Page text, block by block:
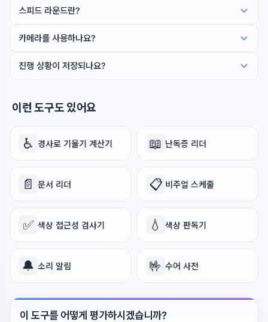
스피드 라운드란?
카메라를 사용하나요?
진행 상황이 저장되나요?
이런 도구도 있어요
♿ 경사로 기울기 계산기 📖 난독증 리더
📄 문서 리더 📋 비주얼 스케줄
✅ 색상 접근성 검사기 💧 색상 판독기
🔔 소리 알림 🤟 수어 사전
이 도구를 어떻게 평가하시겠습니까?